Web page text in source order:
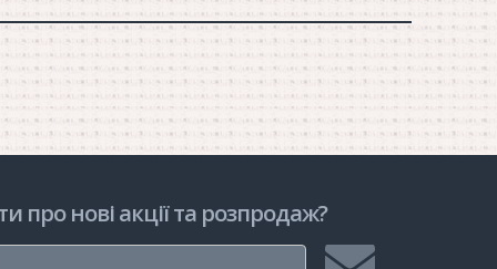
про нові акції та розпродаж?